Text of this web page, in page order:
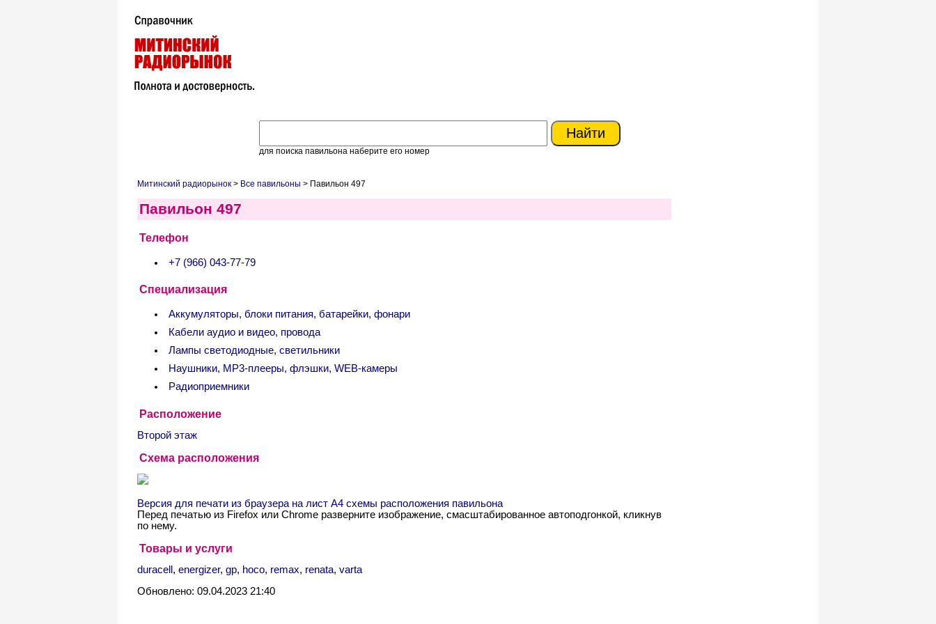
для поиска павильона наберите его номер
Митинский радиорынок > Все павильоны > Павильон 497
Павильон 497
Телефон
+7 (966) 043-77-79
Специализация
Аккумуляторы, блоки питания, батарейки, фонари
Кабели аудио и видео, провода
Лампы светодиодные, светильники
Наушники, MP3-плееры, флэшки, WEB-камеры
Радиоприемники
Расположение
Второй этаж
Схема расположения
Версия для печати из браузера на лист А4 схемы расположения павильона
Перед печатью из Firefox или Chrome разверните изображение, смасштабированное автоподгонкой, кликнув
по нему.
Товары и услуги
duracell , energizer, gp, hoco, remax, renata, varta
Обновлено: 09.04.2023 21:40